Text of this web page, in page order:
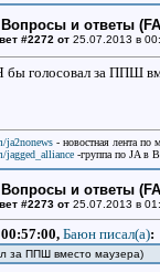
Вопросы и ответы
#2272 от25.07.2013 в
бы голосовал за ППШ
ja2nonews- новостная лента по
jagged_alliance-группа по JA в
Вопросы и ответы
#2273 от25.07.2013 в
Баюн писал(a):
за ППШ вместо маузера)